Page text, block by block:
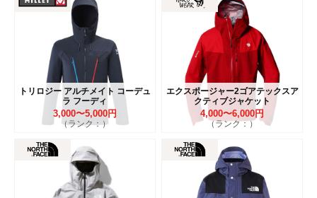
トリロジー アルチメイト コーデュ
ラ フーディ
3,000〜5,000円
（ランク：）
エクスポージャー2ゴアテックスア
クティブジャケット
4,000〜6,000円
（ランク：）